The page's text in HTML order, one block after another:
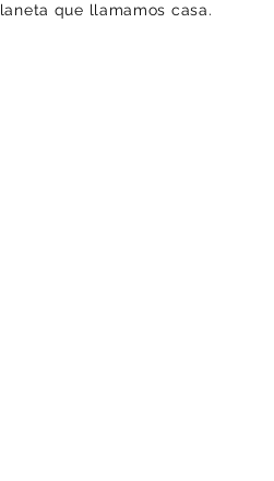
que llamamos casa.